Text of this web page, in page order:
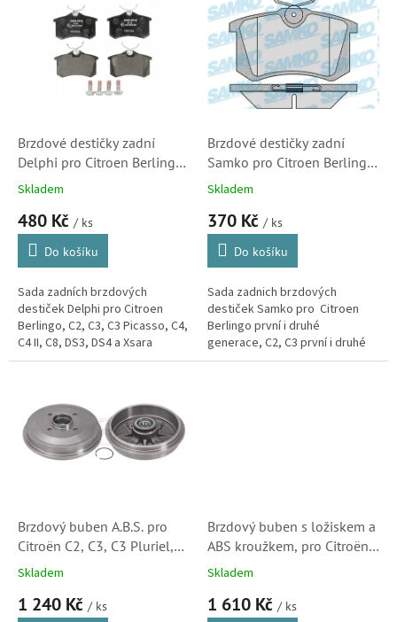
Brzdové destičky zadní
Delphi pro Citroen Berlingo,
C2, C3, C3 Picasso, C3II, C4,
(LP565)
Skladem
480 Kč / ks
Do košíku
Sada zadních brzdových
destiček Delphi pro Citroen
Berlingo, C2, C3, C3 Picasso, C4,
C4 II, C8, DS3, DS4 a Xsara
Picasso. (Peugeot 307, 405,
Brzdové destičky zadní
Samko pro Citroen Berlingo,
C2, C3, C3 Picasso, C3II, C4,
05P868)
Skladem
370 Kč / ks
Do košíku
Sada zadnich brzdových
destiček Samko pro Citroen
Berlingo první i druhé
generace, C2, C3 první i druhé
generace, C3 Picasso, C4 první i
Brzdový buben A.B.S. pro
Citroën C2, C3, C3 Pluriel,
Skladem
1 240 Kč / ks
Brzdový buben s ložiskem a
ABS kroužkem, pro Citroën
C2, C3, C3 Pluriel a DS3
Skladem
1 610 Kč / ks